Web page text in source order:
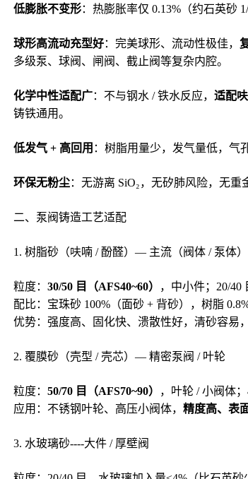
低膨胀不变形：热膨胀率仅 0.13%（约石英砂
球形高流动充型好：完美球形、流动性极佳，
多级泵、球阀、闸阀、截止阀等复杂内腔。
化学中性适配广：不与钢水 / 铁水反应， 适配
铸铁通用。
低发气 + 高回用 ：树脂用量少，发气量低，气
环保无粉尘：无游离 SiO₂，无矽肺风险，无重
二、泵阀铸造工艺适配
1. 树脂砂（呋喃 / 酚醛）— 主流（阀体 / 泵体）
粒度： 30/50 目（AFS40~60）
，中小件；20/40
配比：宝珠砂 100%（面砂 + 背砂），树脂
优势：强度高、固化快、溃散性好，清砂容易
2. 覆膜砂（壳型 / 壳芯）— 精密泵阀 / 叶轮
粒度： 50/70 目（AFS70~90）
，叶轮 / 小阀体
应用：不锈钢叶轮、高压小阀体， 精度高、表
3. 水玻璃砂----大件 / 厚壁阀